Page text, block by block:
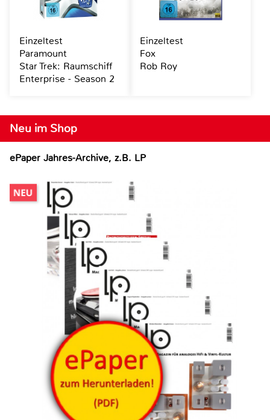
Neu im Shop
ePaper Jahres-Archive, z.B. LP
Einzeltest
Paramount
Star Trek: Raumschiff
Enterprise - Season 2
Einzeltest
Fox
Rob Roy